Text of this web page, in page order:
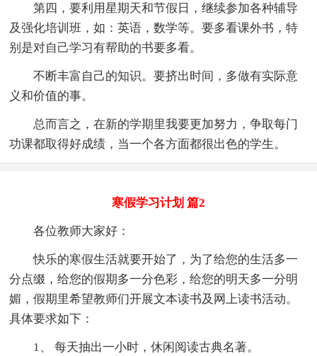
第四，要利用星期天和节假日，继续参加各种辅导
及强化培训班，如：英语，数学等。要多看课外书，特
别是对自己学习有帮助的书要多看。
不断丰富自己的知识。要挤出时间，多做有实际意
义和价值的事。
总而言之，在新的学期里我要更加努力，争取每门
功课都取得好成绩，当一个各方面都很出色的学生。
寒假学习计划 篇2
各位教师大家好：
快乐的寒假生活就要开始了，为了给您的生活多一
分点缀，给您的假期多一分色彩，给您的明天多一分明
媚，假期里希望教师们开展文本读书及网上读书活动。
具体要求如下：
1、 每天抽出一小时，休闲阅读古典名著。